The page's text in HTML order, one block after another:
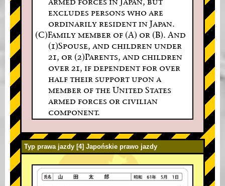
excludes persons who are
ordinarily resident in Japan.
(C)Family member of (A) or (B). And
(1)Spouse, and children under
21, or (2)Parents, and children
over 21, if dependent for over
half their support upon a
member of the United States
armed forces or civilian
component.
Typ prawa jazdy [4] Japońskie prawo jazdy